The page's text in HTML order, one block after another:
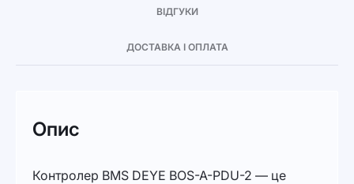
ВІДГУКИ
ДОСТАВКА І ОПЛАТА
Опис
Контролер BMS DEYE BOS-A-PDU-2 — це